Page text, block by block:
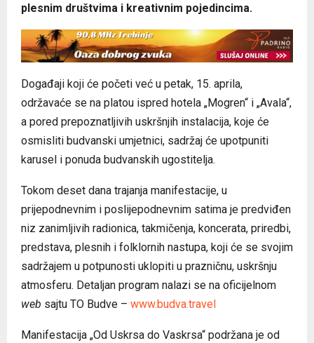
plesnim društvima i kreativnim pojedincima.
Događaji koji će početi već u petak, 15. aprila,
održavaće se na platou ispred hotela „Mogren“ i „Avala“,
a pored prepoznatljivih uskršnjih instalacija, koje će
osmisliti budvanski umjetnici, sadržaj će upotpuniti
karusel i ponuda budvanskih ugostitelja.
Tokom deset dana trajanja manifestacije, u
prijepodnevnim i poslijepodnevnim satima je predviđen
niz zanimljivih radionica, takmičenja, koncerata, priredbi,
predstava, plesnih i folklornih nastupa, koji će se svojim
sadržajem u potpunosti uklopiti u prazničnu, uskršnju
atmosferu. Detaljan program nalazi se na oficijelnom
web sajtu TO Budve – www.budva.travel
Manifestacija „Od Uskrsa do Vaskrsa“ podržana je od